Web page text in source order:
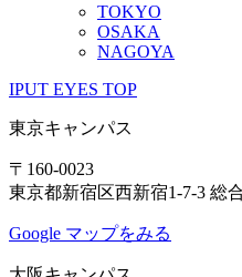
TOKYO
OSAKA
NAGOYA
IPUT EYES TOP
東京キャンパス
〒160-0023
東京都新宿区西新宿1-7-3 総
Google マップをみる